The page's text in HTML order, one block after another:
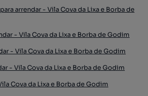
arrendar - Vila Cova da Lixa e Borba de
- Vila Cova da Lixa e Borba de Godim
- Vila Cova da Lixa e Borba de Godim
- Vila Cova da Lixa e Borba de Godim
Cova da Lixa e Borba de Godim